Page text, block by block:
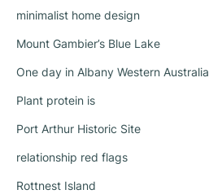
minimalist home design
Mount Gambier’s Blue Lake
One day in Albany Western Australia
Plant protein is
Port Arthur Historic Site
relationship red flags
Rottnest Island